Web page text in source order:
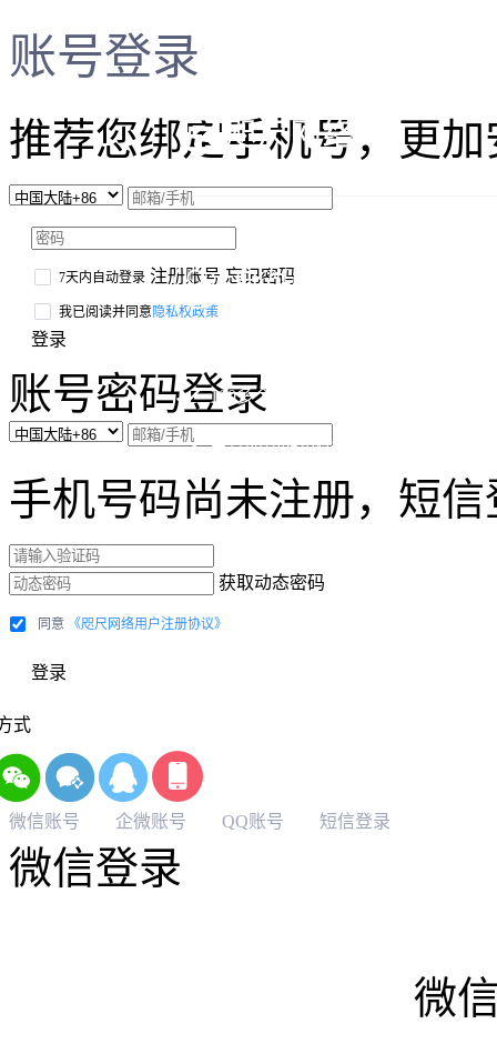
百万用户首选小程
100多个行业模板直接套用
丰富的功能组件一键拖拽
账号登录
推荐您绑定手机号，更加
7天内自动登录 注册账号 忘记密码
我已阅读并同意隐私权政策
登录
账号密码登录
手机号码尚未注册，短
获取动态密码
同意 《咫尺网络用户注册协议》
登录
式
微信账号 企微账号 QQ账号 短信登录
微信登录
微